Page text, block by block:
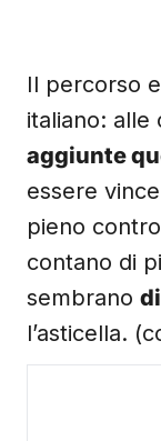
Il percorso
italiano: alle
aggiunte
essere
pieno
contano di
sembrano
l’asticella.